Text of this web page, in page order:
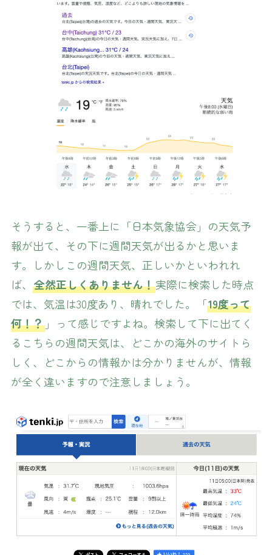
そうすると、一番上に「日本気象協会」の天気予
報が出て、その下に週間天気が出るかと思いま
す。しかしこの週間天気、正しいかといわれれ
ば、 全然正しくありません！実際に検索した時点
では、気温は30度あり、晴れでした。「19度って
何！？」って感じですよね。検索して下に出てく
るこちらの週間天気は、どこかの海外のサイトら
しく、どこからの情報かは分かりませんが、情報
が全く違いますので注意しましょう。